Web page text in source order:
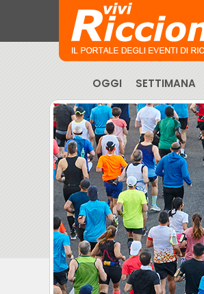
OGGI SETTIMANA